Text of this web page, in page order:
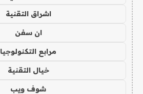
اشراق التقنية
ان سفن
مرابع التكنولوجيا
خيال التقنية
شوف ويب